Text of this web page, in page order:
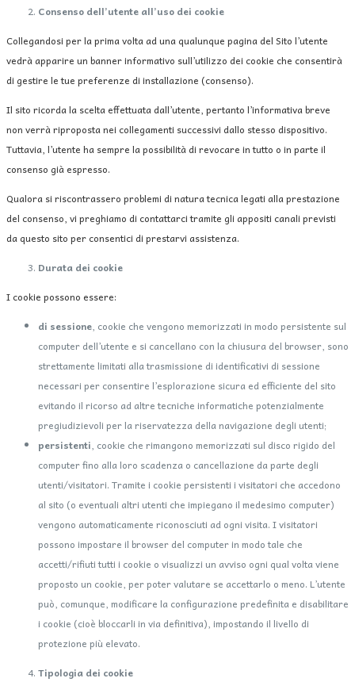
Consenso dell’utente all’uso dei cookie
Collegandosi per la prima volta ad una qualunque pagina del Sito l’utente
vedrà apparire un banner informativo sull’utilizzo dei cookie che consentirà
di gestire le tue preferenze di installazione (consenso).
Il sito ricorda la scelta effettuata dall’utente, pertanto l’informativa breve
non verrà riproposta nei collegamenti successivi dallo stesso dispositivo.
Tuttavia, l’utente ha sempre la possibilità di revocare in tutto o in parte il
consenso già espresso.
Qualora si riscontrassero problemi di natura tecnica legati alla prestazione
del consenso, vi preghiamo di contattarci tramite gli appositi canali previsti
da questo sito per consentici di prestarvi assistenza.
Durata dei cookie
I cookie possono essere:
di sessione, cookie che vengono memorizzati in modo persistente sul
computer dell’utente e si cancellano con la chiusura del browser, sono
strettamente limitati alla trasmissione di identificativi di sessione
necessari per consentire l’esplorazione sicura ed efficiente del sito
evitando il ricorso ad altre tecniche informatiche potenzialmente
pregiudizievoli per la riservatezza della navigazione degli utenti;
persistenti, cookie che rimangono memorizzati sul disco rigido del
computer fino alla loro scadenza o cancellazione da parte degli
utenti/visitatori. Tramite i cookie persistenti i visitatori che accedono
al sito (o eventuali altri utenti che impiegano il medesimo computer)
vengono automaticamente riconosciuti ad ogni visita. I visitatori
possono impostare il browser del computer in modo tale che
accetti/rifiuti tutti i cookie o visualizzi un avviso ogni qual volta viene
proposto un cookie, per poter valutare se accettarlo o meno. L’utente
può, comunque, modificare la configurazione predefinita e disabilitare
i cookie (cioè bloccarli in via definitiva), impostando il livello di
protezione più elevato.
Tipologia dei cookie